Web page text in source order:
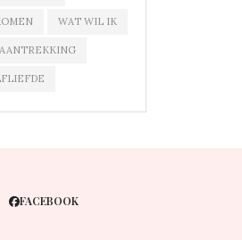
WAT WIL IK
FACEBOOK